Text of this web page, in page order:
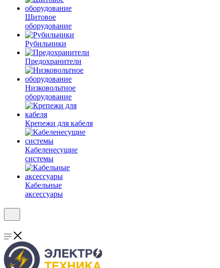
Щитовое
оборудование
Рубильники
Предохранители
Низковольтное
оборудование
Крепежи для кабеля
Кабеленесущие
системы
Кабельные
аксессуары